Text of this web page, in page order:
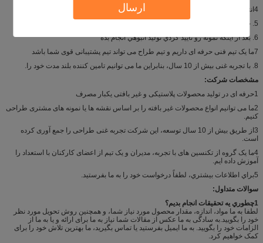
ارسال
4انتخاب های بیشتری در مورد مواد، الگوها، اندازه ها و بسته بندی
5. خدمات خوب برای ارتباطات، تحویل و پس از فروش
6. بعد از اينکه نمونه رو تاييد کردي توليد انبوهي انجام بده
7ما یک تیم فنی حرفه ای داریم و تیم طراح می تواند تیم پشتیبانی قوی شما باشد
8. با تجربه غنی بیش از 10 سال، بنابراین ما می توانیم تامین کننده بلند مدت خود را.
مشخصات شرکت:
1حرفه ای در تولید محصولات پلاستیکی و غیر بافتی یکبار مصرف
2ما می توانیم انواع محصولات غیر بافته را بر اساس نقشه ها یا نمونه های مشتری طراحی
کنیم.
3از طریق بیش از 10 سال توسعه، این شرکت تجربه غنی طراحی را جمع آوری کرده
است.
4ما یک گروه از تکنسین های با تجربه، مدیران و یک تیم از اعضای کارکنان با استعداد را
آموزش داده ایم.
5براي اطلاعات بيشتري، لطفاً درخواست خود را به ما بفرستيد.
سوالات متداول:
1چطوري يه تحقيقات انجام بديم؟
لطفا به ما مواد، اندازه، مقدار محصول مورد نیاز شما، و همچنین روش تحویل مورد نظر
خود را بگویید.به سادگی به ما عکس از مقالات شما نیاز به ما برای ارائه و یا به ما از
الزامات خود را بگویید. به ما ایمیل بفرستید یا تماس بگیرید، ما بهترین تلاش خود را برای
کمک خواهیم کرد.